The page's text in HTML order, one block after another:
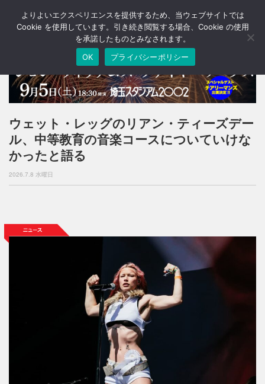
T
o
a
v
i
a
n
ウェット・レッグのリアン・ティーズデー
ル、中等教育の音楽コースについていけな
かったと語る
2026.7.8 水曜日
よりよいエクスペリエンスを提供するため、当ウェブサイトでは
Cookie を使用しています。引き続き閲覧する場合、Cookie の使用
を承諾したものとみなされます。
OK
プライバシーポリシー